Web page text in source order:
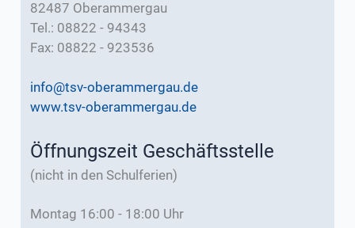
82487 Oberammergau
Tel.: 08822 - 94343
Fax: 08822 - 923536
info@tsv-oberammergau.de
www.tsv-oberammergau.de
Öffnungszeit Geschäftsstelle
(nicht in den Schulferien)
Montag 16:00 - 18:00 Uhr